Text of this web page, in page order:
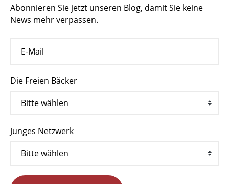
Abonnieren Sie jetzt unseren Blog, damit Sie keine
News mehr verpassen.
Die Freien Bäcker
Junges Netzwerk